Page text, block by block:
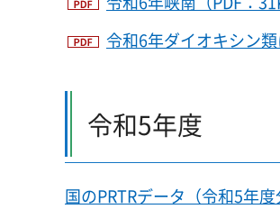
令和6年ダイオキシン類
令和5年度
国のPRTRデータ（令和5年